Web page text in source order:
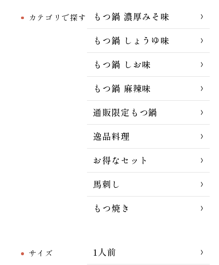
カテゴリで探す
もつ鍋 濃厚みそ味
もつ鍋 しょうゆ味
もつ鍋 しお味
もつ鍋 麻辣味
通販限定もつ鍋
逸品料理
お得なセット
馬刺し
もつ焼き
サイズ
1人前